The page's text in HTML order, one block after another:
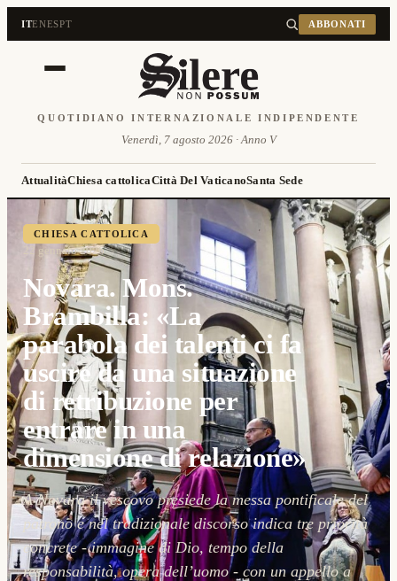
ITENESPT ABBONATI
QUOTIDIANO INTERNAZIONALE INDIPENDENTE
Venerdì, 7 agosto 2026 · Anno V
AttualitàChiesa cattolicaCittà Del VaticanoSanta Sede
CHIESA CATTOLICA
22 gennaio 2026
Novara. Mons.
Brambilla: «La
parabola dei talenti ci fa
uscire da una situazione
di retribuzione per
entrare in una
dimensione di relazione»
A Novara il vescovo presiede la messa pontificale del
patrono e nel tradizionale discorso indica tre priorità
concrete - immagine di Dio, tempo della
responsabilità, opera dell’uomo - con un appello a